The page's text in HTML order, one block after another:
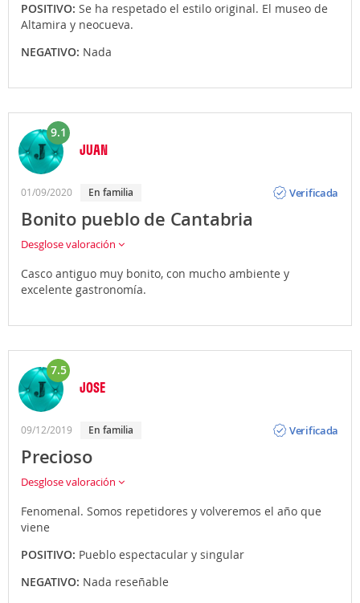
POSITIVO: Se ha respetado el estilo original. El museo de
Altamira y neocueva.
NEGATIVO: Nada
9.1
JUAN
01/09/2020 En familia
Verificada
Bonito pueblo de Cantabria
Desglose valoración
Casco antiguo muy bonito, con mucho ambiente y
excelente gastronomía.
7.5
JOSE
09/12/2019 En familia
Verificada
Precioso
Desglose valoración
Fenomenal. Somos repetidores y volveremos el año que
viene
POSITIVO: Pueblo espectacular y singular
NEGATIVO: Nada reseñable